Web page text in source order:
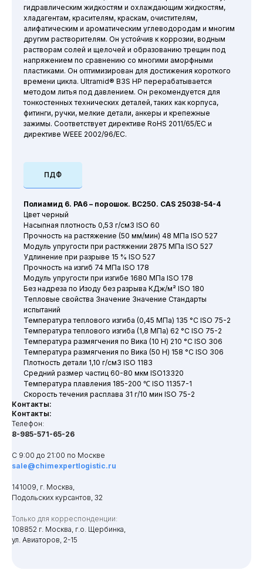
гидравлическим жидкостям и охлаждающим жидкостям,
хладагентам, красителям, краскам, очистителям,
алифатическим и ароматическим углеводородам и многим
другим растворителям. Он устойчив к коррозии, водным
растворам солей и щелочей и образованию трещин под
напряжением по сравнению со многими аморфными
пластиками. Он оптимизирован для достижения короткого
времени цикла. Ultramid® B3S HP перерабатывается
методом литья под давлением. Он рекомендуется для
тонкостенных технических деталей, таких как корпуса,
фитинги, ручки, мелкие детали, анкеры и крепежные
зажимы. Соответствует директиве RoHS 2011/65/EC и
директиве WEEE 2002/96/EC.
ПДФ
Полиамид 6. PA6 – порошок. BC250. CAS 25038-54-4
Цвет черный
Насыпная плотность 0,53 г/см3 ISO 60
Прочность на растяжение (50 мм/мин) 48 МПа ISO 527
Модуль упругости при растяжении 2875 МПа ISO 527
Удлинение при разрыве 15 % ISO 527
Прочность на изгиб 74 МПа ISO 178
Модуль упругости при изгибе 1680 МПа ISO 178
Без надреза по Изоду без разрыва КДж/м² ISO 180
Тепловые свойства Значение Значение Стандарты
испытаний
Температура теплового изгиба (0,45 МПа) 135 °C ISO 75-2
Температура теплового изгиба (1,8 МПа) 62 °C ISO 75-2
Температура размягчения по Вика (10 Н) 210 °C ISO 306
Температура размягчения по Вика (50 Н) 158 °C ISO 306
Плотность детали 1,10 г/см3 ISO 1183
Средний размер частиц 60-80 мкм ISO13320
Температура плавления 185-200 ℃ ISO 11357-1
Скорость течения расплава 31 г/10 мин ISO 75-2
Контакты:
Контакты:
Телефон:
8-985-571-65-26
С 9:00 до 21:00 по Москве
sale@chimexpertlogistic.ru
141009, г. Москва,
Подольских курсантов, 32
Только для корреспонденции:
108852 г. Москва, г.о. Щербинка,
ул. Авиаторов, 2-15